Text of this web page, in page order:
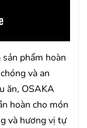
phẩm hoàn
và an
ăn, OSAKA
hoàn cho món
và hương vị tự